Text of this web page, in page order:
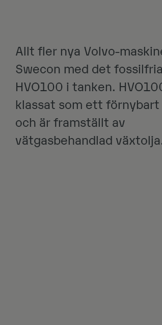
Allt fler nya Volvo-
Swecon med det
HVO100 i tanken.
klassat som ett förnybart
och är framställt av
vätgasbehandlad